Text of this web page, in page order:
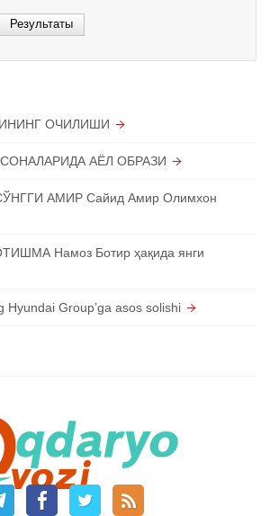
ОЧИЛИШИ
АЁЛ ОБРАЗИ
АМИР Сайид Амир Олимхон
Намоз Ботир ҳақида янги
Hyundai Groupʼga asos solishi